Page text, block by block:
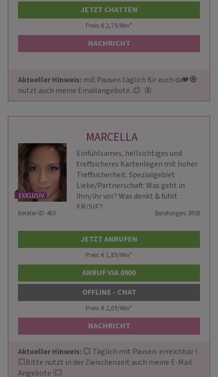
JETZT CHATTEN
Preis: € 2,79/Min*
NACHRICHT
Aktueller Hinweis: mit Pausen täglich für euch da❤ ️🧿
nutzt auch meine Emailangebote..😊  🦋
MARCELLA
Einfühlsames, hellsichtiges und
treffsicheres Kartenlegen mit hoher
Treffsicherheit. Spezialgebiet
Liebe/Partnerschaft: Was geht in
ihm/ihr vor? Was denkt & fühlt
ER/SIE?
Berater-ID: 403 Beratungen: 8938
JETZT ANRUFEN
Preis: € 1,89/Min*
ANRUF VIA 0900
OFFLINE - CHAT
Preis: € 2,09/Min*
NACHRICHT
Aktueller Hinweis: 💥 Täglich mit Pausen  erreichbar !
💥Bitte nutzt in der Zwischenzeit auch meine E-Mail
Angebote !💥